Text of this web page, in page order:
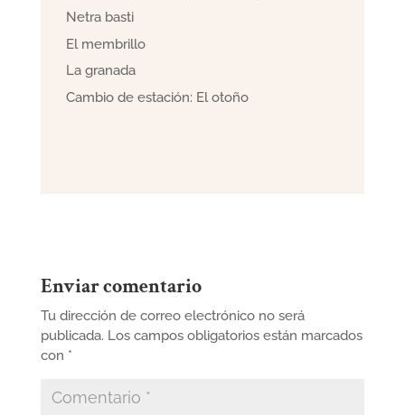
Netra basti
El membrillo
La granada
Cambio de estación: El otoño
Enviar comentario
Tu dirección de correo electrónico no será
publicada. Los campos obligatorios están marcados
con *